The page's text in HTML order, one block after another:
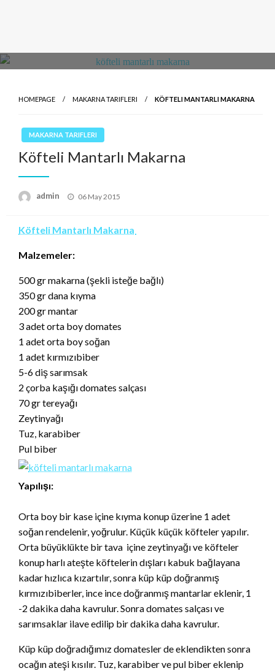
HOMEPAGE MAKARNA TARIFLERI KÖFTELI MANTARLI MAKARNA
MAKARNA TARIFLERI
Köfteli Mantarlı Makarna
admin
Posted
06 May 2015
Köfteli Mantarlı Makarna
Malzemeler:
500 gr makarna (şekli isteğe bağlı)
350 gr dana kıyma
200 gr mantar
3 adet orta boy domates
1 adet orta boy soğan
1 adet kırmızıbiber
5-6 diş sarımsak
2 çorba kaşığı domates salçası
70 gr tereyağı
Zeytinyağı
Tuz, karabiber
Pul biber
Yapılışı:
Orta boy bir kase içine kıyma konup üzerine 1 adet
soğan rendelenir, yoğrulur. Küçük küçük köfteler yapılır.
Orta büyüklükte bir tava içine zeytinyağı ve köfteler
konup harlı ateşte köftelerin dışları kabuk bağlayana
kadar hızlıca kızartılır, sonra küp küp doğranmış
kırmızıbiberler, ince ince doğranmış mantarlar eklenir, 1
-2 dakika daha kavrulur. Sonra domates salçası ve
sarımsaklar ilave edilip bir dakika daha kavrulur.
Küp küp doğradığımız domatesler de eklendikten sonra
ocağın ateşi kısılır. Tuz, karabiber ve pul biber eklenip